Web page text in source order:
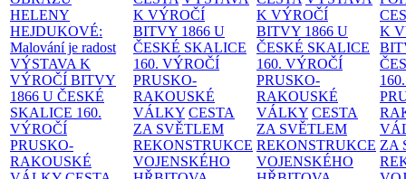
HELENY
HEJDUKOVÉ:
Malování je radost
VÝSTAVA K
VÝROČÍ BITVY
1866 U ČESKÉ
SKALICE 160.
VÝROČÍ
PRUSKO-
RAKOUSKÉ
K VÝROČÍ
BITVY 1866 U
ČESKÉ SKALICE
160. VÝROČÍ
PRUSKO-
RAKOUSKÉ
VÁLKY CESTA
ZA SVĚTLEM
REKONSTRUKCE
VOJENSKÉHO
K VÝROČÍ
BITVY 1866 U
ČESKÉ SKALICE
160. VÝROČÍ
PRUSKO-
RAKOUSKÉ
VÁLKY CESTA
ZA SVĚTLEM
REKONSTRUKCE
VOJENSKÉHO
K
ZA